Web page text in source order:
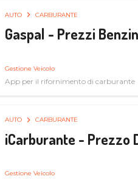
AUTO CARBURANTE
Gaspal - Prezzi
Gestione Veicolo
App per il rifornimento di carburante
AUTO CARBURANTE
iCarburante - Prezzo
Gestione Veicolo